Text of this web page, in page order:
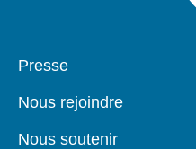
Pied
Presse
Nous rejoindre
Nous soutenir